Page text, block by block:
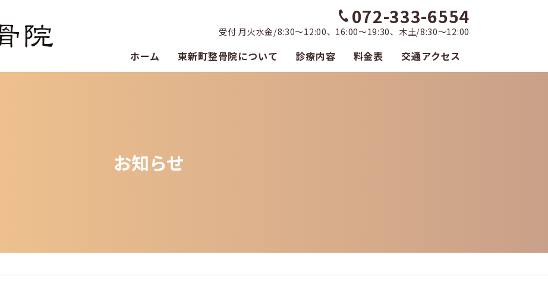
072-333-6554
受付 月火水金/8:30～12:00、16:00～19:30、木土/8:30～12:00
ホーム 東新町整骨院について 診療内容 料金表 交通アクセス
お知らせ